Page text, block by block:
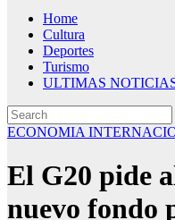
Home
Cultura
Deportes
Turismo
ULTIMAS
ECONOMIA
El G20 pide
nuevo fondo